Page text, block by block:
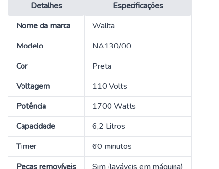
Detalhes
Especificações
Nome da marca
Walita
Modelo
NA130/00
Cor
Preta
Voltagem
110 Volts
Potência
1700 Watts
Capacidade
6,2 Litros
Timer
60 minutos
Peças removíveis
Sim (laváveis em máquina)